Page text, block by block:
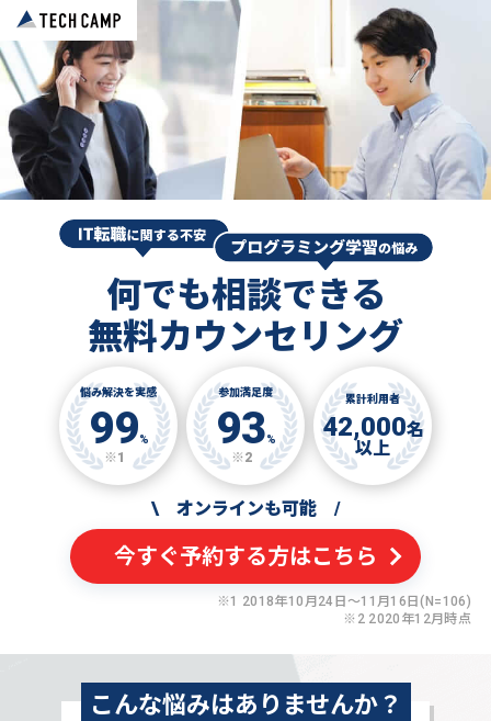
何でも相談できる
無料カウンセリング
悩み解決を実感
99%
※1
参加満足度
93%
※2
累計利用者
42,000名
以上
\ オンラインも可能 /
今すぐ予約する方はこちら
※1 2018年10月24日〜11月16日(N=106)
※2 2020年12月時点
こんな悩みはありませんか？